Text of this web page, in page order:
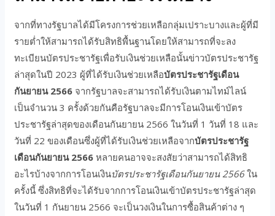
จากที่ทางรัฐบาลได้มีโครงการช่วยเหลือกลุ่มเปราะบางและผู้ที่มี
รายต่ำให้สามารถได้รับสิทธิพื้นฐานโดยให้สามารถที่จะลง
ทะเบียนบัตรประชารัฐเพื่อรับเงินช่วยเหลือนั้นข่าวบัตรประชารัฐ
ล่าสุดในปี 2023 ผู้ที่ได้รับเงินช่วยเหลือบัตรประชารัฐเดือน
กันยายน 2566 จากรัฐบาลจะสามารถได้รับเงินตามไทม์ไลน์
เป็นจำนวน 3 ครั้งด้วยกันคือรัฐบาลจะมีการโอนเงินเข้าบัตร
ประชารัฐล่าสุดของเดือนกันยายน 2566 ในวันที่ 1 วันที่ 18 และ
วันที่ 22 ของเดือนซึ่งผู้ที่ได้รับเงินช่วยเหลือจากบัตรประชารัฐ
เดือนกันยายน 2566 หลายคนอาจจะสงสัยว่าสามารถได้สิทธิ
อะไรบ้างจากการโอนเงินบัตรประชารัฐเดือนกันยายน 2566ใน
ครั้งนี้ ซึ่งสิทธิที่จะได้รับจากการโอนเงินเข้าบัตรประชารัฐล่าสุด
ในวันที่ 1 กันยายน 2566 จะเป็นวงเงินในการซื้อสินค้าต่าง ๆ